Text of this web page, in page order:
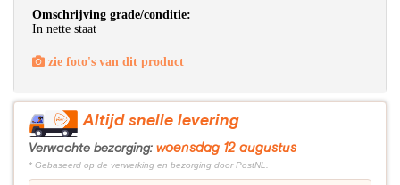
Omschrijving grade/conditie:
In nette staat
zie foto's van dit product
Altijd snelle levering
Verwachte bezorging: woensdag 12 augustus
* Gebaseerd op de verwerking en bezorging door PostNL.